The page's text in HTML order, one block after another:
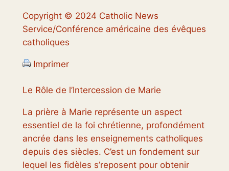
Copyright © 2024 Catholic News
Service/Conférence américaine des évêques
catholiques
Imprimer
Le Rôle de l’Intercession de Marie
La prière à Marie représente un aspect
essentiel de la foi chrétienne, profondément
ancrée dans les enseignements catholiques
depuis des siècles. C’est un fondement sur
lequel les fidèles s’reposent pour obtenir